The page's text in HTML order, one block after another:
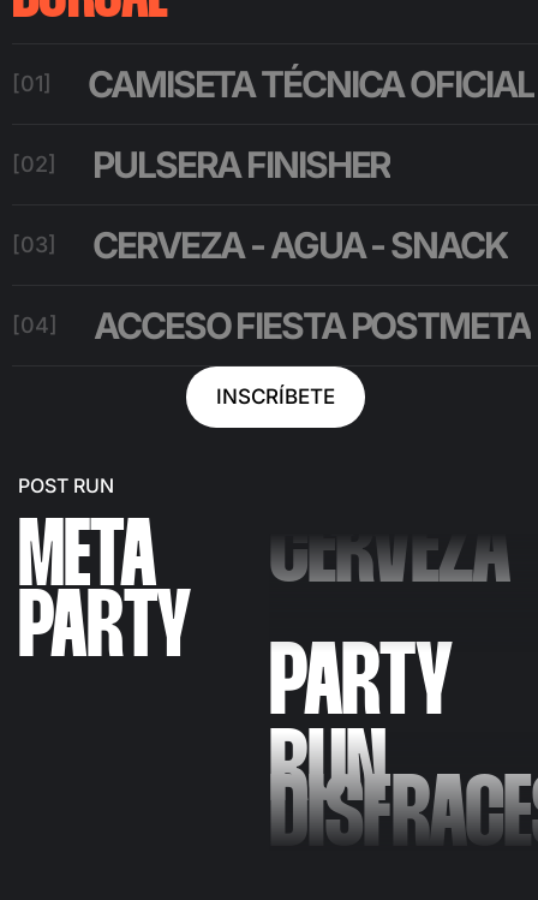
[01] CAMISETA TÉCNICA OFICIAL
[02] PULSERA FINISHER
[03] CERVEZA - AGUA - SNACK
[04] ACCESO FIESTA POSTMETA
INSCRÍBETE
POST RUN
META
PARTY
DJ EN
VIVO
CERVEZA
PARTY
RUN
MUCHA